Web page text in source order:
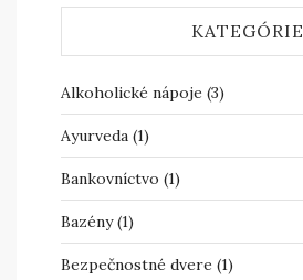
KATEGÓRIE
Alkoholické nápoje (3)
Ayurveda (1)
Bankovníctvo (1)
Bazény(1)
Bezpečnostné dvere (1)